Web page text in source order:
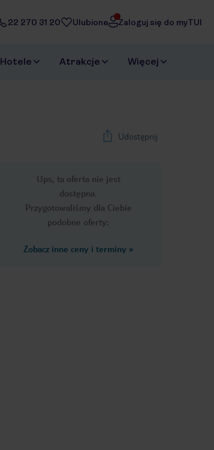
22 270 31 20 Ulubione Zaloguj się do myTUI
Hotele Atrakcje Więcej
Udostępnij
Ups, ta oferta nie jest
dostępna.
Przygotowaliśmy dla Ciebie
podobne oferty:
Zobacz inne ceny i terminy »